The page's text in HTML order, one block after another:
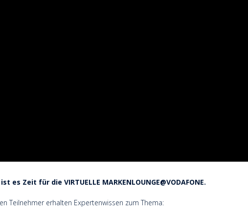
es Zeit für die VIRTUELLE MARKENLOUNGE@VODAFONE.
Teilnehmer erhalten Expertenwissen zum Thema: